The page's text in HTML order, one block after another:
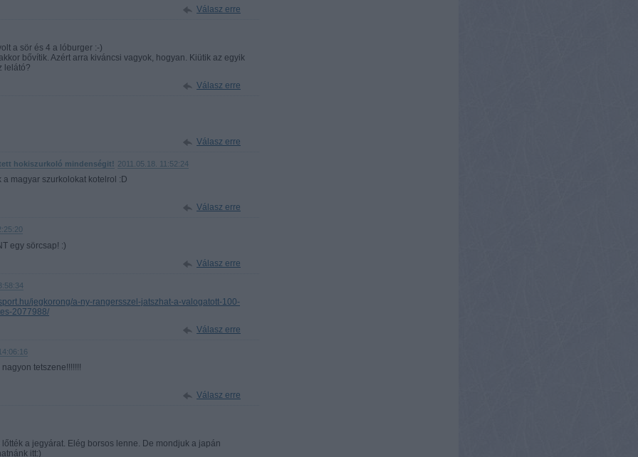
Válasz erre
a sör és 4 a lóburger :-)
bővítik. Azért arra kiváncsi vagyok, hogyan. Kiütik az egyik
lelátó?
Válasz erre
Válasz erre
hokiszurkoló mindenségit! 2011.05.18. 11:52:24
a magyar szurkolokat kotelrol :D
Válasz erre
egy sörcsap! :)
Válasz erre
jegkorong/a-ny-rangersszel-jatszhat-a-valogatott-100-
2077988/
Válasz erre
nagyon tetszene!!!!!!!
Válasz erre
a jegyárat. Elég borsos lenne. De mondjuk a japán
itt:)